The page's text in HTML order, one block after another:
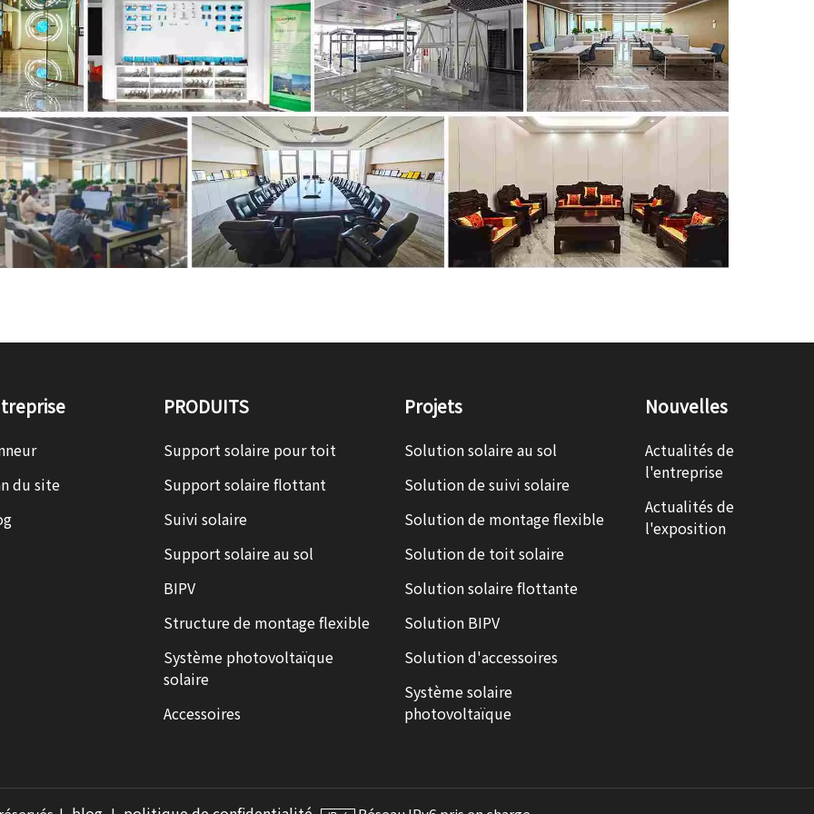
du site
PRODUITS
Support solaire pour toit
Support solaire flottant
Suivi solaire
Support solaire au sol
BIPV
Structure de montage flexible
Système photovoltaïque
solaire
Accessoires
Projets
Solution solaire au sol
Solution de suivi solaire
Solution de montage flexible
Solution de toit solaire
Solution solaire flottante
Solution BIPV
Solution d'accessoires
Système solaire
photovoltaïque
Nouvelles
Actualités de
l'entreprise
Actualités de
l'exposition